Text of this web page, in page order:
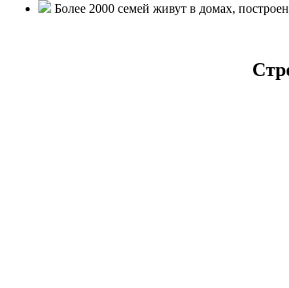
Более 2000 семей живут в домах,